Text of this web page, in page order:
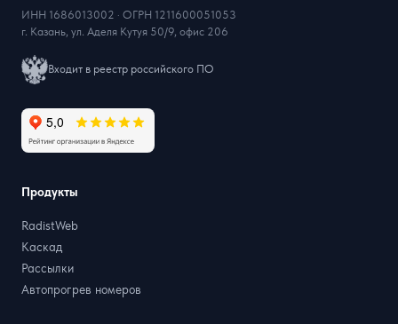
ИНН 1686013002 · ОГРН 1211600051053
г. Казань, ул. Аделя Кутуя 50/9, офис 206
Входит в реестр российского ПО
Продукты
RadistWeb
Каскад
Рассылки
Автопрогрев номеров